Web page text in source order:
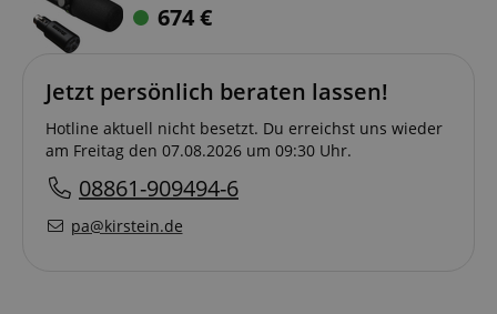
674€
Jetzt persönlich beraten lassen!
Hotline aktuell nicht besetzt. Du erreichst uns wieder
am Freitag den 07.08.2026 um 09:30 Uhr.
08861-909494-6
pa@kirstein.de